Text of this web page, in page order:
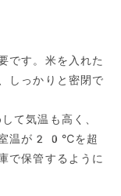
です。米を入れた
しっかりと密閉で
て気温も高く、
室温が20℃を超
で保管するように